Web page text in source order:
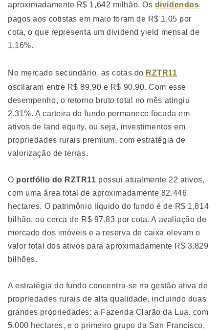
aproximadamente R$ 1,642 milhão. Os dividendos
pagos aos cotistas em maio foram de R$ 1,05 por
cota, o que representa um dividend yield mensal de
1,16%.
No mercado secundário, as cotas do RZTR11
oscilaram entre R$ 89,90 e R$ 90,90. Com esse
desempenho, o retorno bruto total no mês atingiu
2,31%. A carteira do fundo permanece focada em
ativos de land equity, ou seja, investimentos em
propriedades rurais premium, com estratégia de
valorização de terras.
O portfólio do RZTR11 possui atualmente 22 ativos,
com uma área total de aproximadamente 82.446
hectares. O patrimônio líquido do fundo é de R$ 1,814
bilhão, ou cerca de R$ 97,83 por cota. A avaliação de
mercado dos imóveis e a reserva de caixa elevam o
valor total dos ativos para aproximadamente R$ 3,829
bilhões.
A estratégia do fundo concentra-se na gestão ativa de
propriedades rurais de alta qualidade, incluindo duas
grandes propriedades: a Fazenda Clarão da Lua, com
5.000 hectares, e o primeiro grupo da San Francisco,